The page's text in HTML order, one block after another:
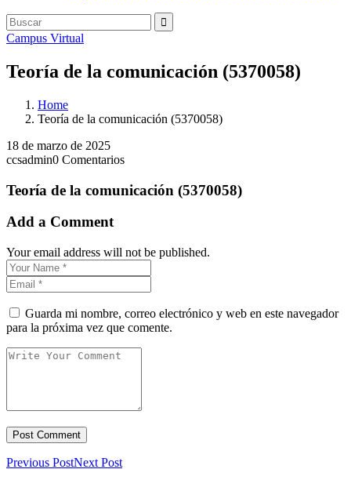
Campus Virtual
Teoría de la comunicación (5370058)
Home
Teoría de la comunicación (5370058)
18 de marzo de 2025
ccsadmin0 Comentarios
Teoría de la comunicación (5370058)
Add a Comment
Your email address will not be published.
Guarda mi nombre, correo electrónico y web en este navegador
para la próxima vez que comente.
Previous PostNext Post